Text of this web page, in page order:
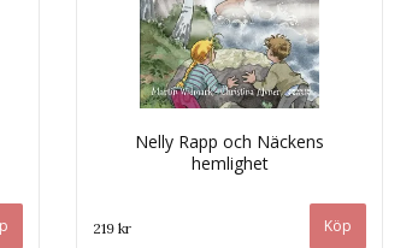
Nelly Rapp och Näckens
hemlighet
219 kr